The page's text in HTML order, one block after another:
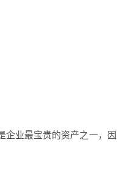
企业最宝贵的资产之一，